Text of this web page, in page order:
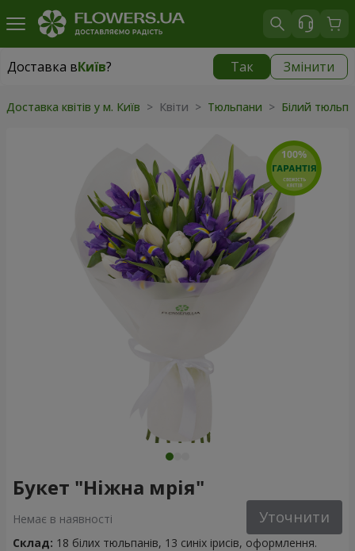
Доставка вКиїв? Так Змінити
Доставка вКиїв
Доставка квітів у м. Київ > Квіти > Тюльпани > Білий
Букет "Ніжна мрія"
Немає в наявності Уточнити
Склад: 18 білих тюльпанів, 13 синіх ірисів, оформлення.